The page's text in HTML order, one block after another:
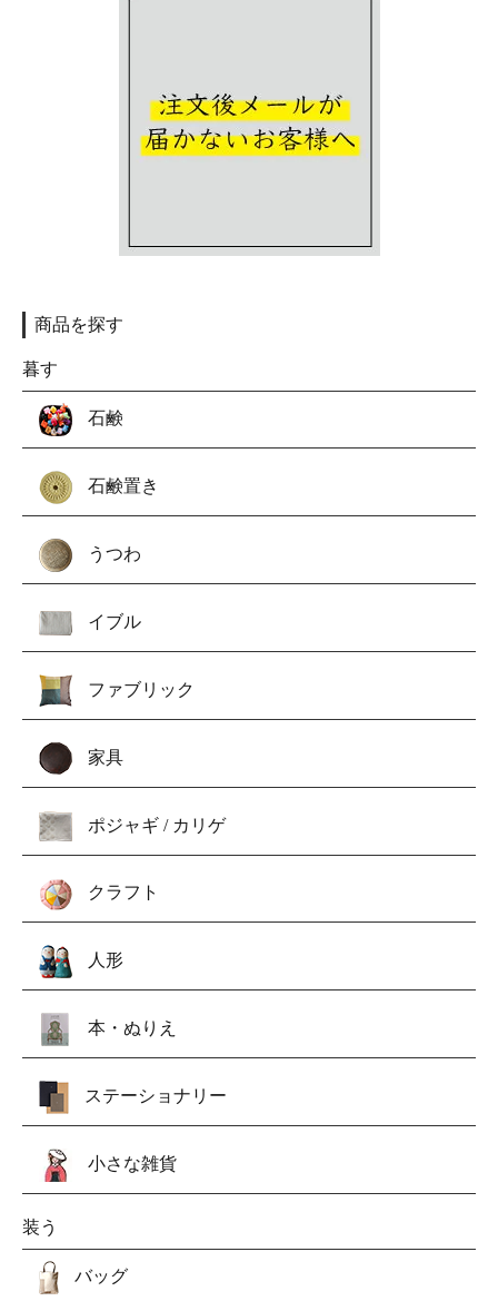
商品を探す
暮す
石鹸
石鹸置き
うつわ
イブル
ファブリック
家具
ポジャギ / カリゲ
クラフト
人形
本・ぬりえ
ステーショナリー
小さな雑貨
装う
バッグ